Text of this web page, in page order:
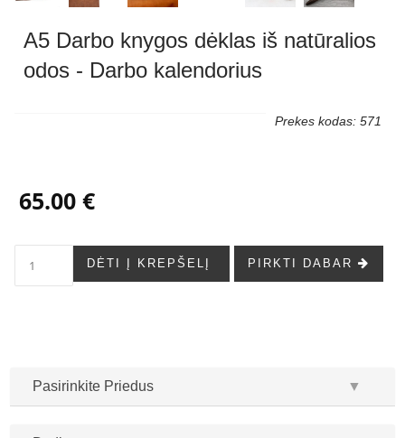
A5 Darbo knygos dėklas iš natūralios
odos - Darbo kalendorius
Prekes kodas: 571
65.00 €
DĖTI Į KREPŠELĮ PIRKTI DABAR
Pasirinkite Priedus ▼